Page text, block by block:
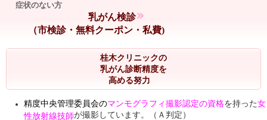
症状のない方
乳がん検診
（市検診・無料クーポン・私費)
桂木クリニックの
乳がん診断精度を
高める努力
精度中央管理委員会のマンモグラフィ撮影認定の資格を持った女
性放射線技師が撮影しています。（Ａ判定）